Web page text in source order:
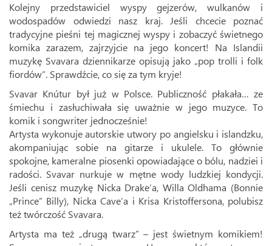
Kolejny przedstawiciel wyspy gejzerów, wulkanów i
wodospadów odwiedzi nasz kraj. Jeśli chcecie poznać
tradycyjne pieśni tej magicznej wyspy i zobaczyć świetnego
komika zarazem, zajrzyjcie na jego koncert! Na Islandii
muzykę Svavara dziennikarze opisują jako „pop trolli i folk
fiordów”. Sprawdźcie, co się za tym kryje!
Svavar Knútur był już w Polsce. Publiczność płakała… ze
śmiechu i zasłuchiwała się uważnie w jego muzyce. To
komik i songwriter jednocześnie!
Artysta wykonuje autorskie utwory po angielsku i islandzku,
akompaniując sobie na gitarze i ukulele. To głównie
spokojne, kameralne piosenki opowiadające o bólu, nadziei i
radości. Svavar nurkuje w mętne wody ludzkiej kondycji.
Jeśli cenisz muzykę Nicka Drake’a, Willa Oldhama (Bonnie
„Prince” Billy), Nicka Cave’a i Krisa Kristoffersona, polubisz
też twórczość Svavara.
Artysta ma też „drugą twarz” – jest świetnym komikiem!